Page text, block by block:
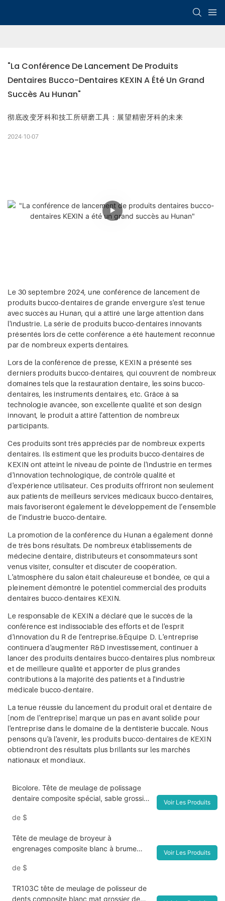
"La Conférence De Lancement De Produits
Dentaires Bucco-Dentaires KEXIN A Été Un Grand
Succès Au Hunan"
彻底改变牙科和技工所研磨工具：展望精密牙科的未来
2024-10-07
Le 30 septembre 2024, une conférence de lancement de
produits bucco-dentaires de grande envergure s'est tenue
avec succès au Hunan, qui a attiré une large attention dans
l'industrie. La série de produits bucco-dentaires innovants
présentés lors de cette conférence a été hautement reconnue
par de nombreux experts dentaires.
Lors de la conférence de presse, KEXIN a présenté ses
derniers produits bucco-dentaires, qui couvrent de nombreux
domaines tels que la restauration dentaire, les soins bucco-
dentaires, les instruments dentaires, etc. Grâce à sa
technologie avancée, son excellente qualité et son design
innovant, le produit a attiré l'attention de nombreux
participants.
Ces produits sont très appréciés par de nombreux experts
dentaires. Ils estiment que les produits bucco-dentaires de
KEXIN ont atteint le niveau de pointe de l'industrie en termes
d'innovation technologique, de contrôle qualité et
d'expérience utilisateur. Ces produits offriront non seulement
aux patients de meilleurs services médicaux bucco-dentaires,
mais favoriseront également le développement de l’ensemble
de l’industrie bucco-dentaire.
La promotion de la conférence du Hunan a également donné
de très bons résultats. De nombreux établissements de
médecine dentaire, distributeurs et consommateurs sont
venus visiter, consulter et discuter de coopération.
L'atmosphère du salon était chaleureuse et bondée, ce qui a
pleinement démontré le potentiel commercial des produits
dentaires bucco-dentaires KEXIN.
Le responsable de KEXIN a déclaré que le succès de la
conférence est indissociable des efforts et de l'esprit
d'innovation du R de l'entreprise.&Équipe D. L'entreprise
continuera d'augmenter R&D investissement, continuer à
lancer des produits dentaires bucco-dentaires plus nombreux
et de meilleure qualité et apporter de plus grandes
contributions à la majorité des patients et à l'industrie
médicale bucco-dentaire.
La tenue réussie du lancement du produit oral et dentaire de
[nom de l'entreprise] marque un pas en avant solide pour
l'entreprise dans le domaine de la dentisterie buccale. Nous
pensons qu'à l'avenir, les produits bucco-dentaires de KEXIN
obtiendront des résultats plus brillants sur les marchés
nationaux et mondiaux.
Bicolore. Tête de meulage de polissage
dentaire composite spécial, sable grossier
de $
Voir Les Produits
Tête de meulage de broyeur à
engrenages composite blanc à brume
de $
Voir Les Produits
TR103C tête de meulage de polisseur de
dents composite blanc mat grossier de